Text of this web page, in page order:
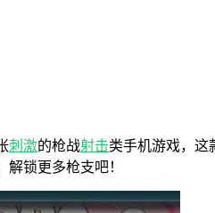
刺激的枪战射击类手机游戏，这
锁更多枪支吧！